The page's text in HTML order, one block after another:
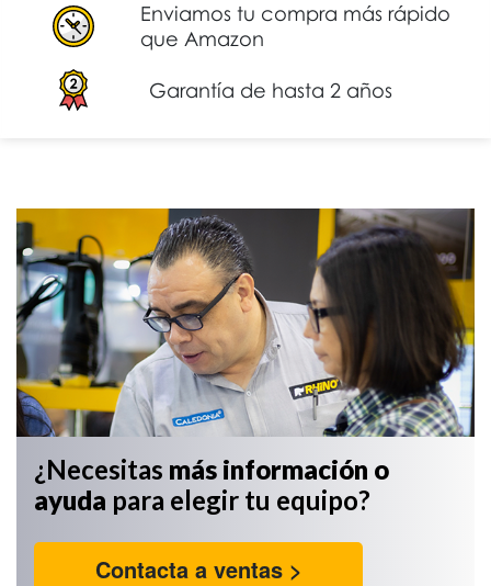
Enviamos tu compra más rápido
que Amazon
Garantía de hasta 2 años
¿Necesitas más información o
ayuda para elegir tu equipo?
Contacta a ventas >